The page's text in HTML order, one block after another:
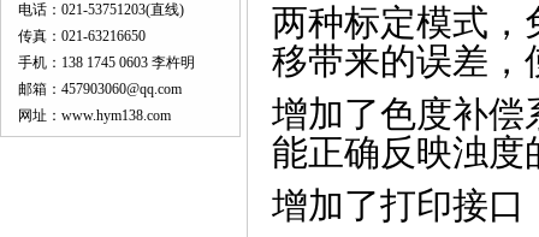
电话：021-53751203(直线)
传真：021-63216650
手机：138 1745 0603 李杵明
邮箱：457903060@qq.com
网址：www.hym138.com
两种标定模式，
移带来的误差，
增加了色度补偿
能正确反映浊度
增加了打印接口